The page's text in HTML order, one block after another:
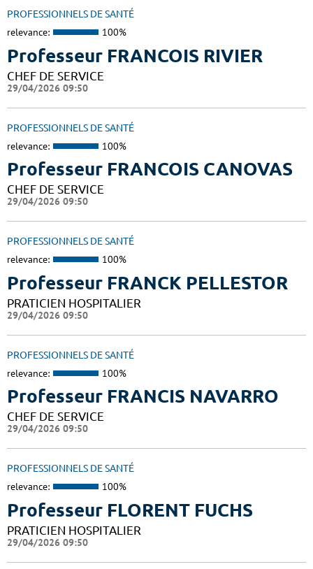
PROFESSIONNELS DE SANTÉ
relevance: 100%
Professeur FRANCOIS RIVIER
CHEF DE SERVICE
29/04/2026 09:50
PROFESSIONNELS DE SANTÉ
relevance: 100%
Professeur FRANCOIS CANOVAS
CHEF DE SERVICE
29/04/2026 09:50
PROFESSIONNELS DE SANTÉ
relevance: 100%
Professeur FRANCK PELLESTOR
PRATICIEN HOSPITALIER
29/04/2026 09:50
PROFESSIONNELS DE SANTÉ
relevance: 100%
Professeur FRANCIS NAVARRO
CHEF DE SERVICE
29/04/2026 09:50
PROFESSIONNELS DE SANTÉ
relevance: 100%
Professeur FLORENT FUCHS
PRATICIEN HOSPITALIER
29/04/2026 09:50